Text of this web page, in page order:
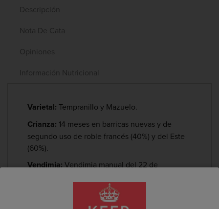
Descripción
Nota De Cata
Opiniones
Información Nutricional
Varietal: Tempranillo y Mazuelo.
Crianza: 14 meses en barricas nuevas y de
segundo uso de roble francés (40%) y del Este
(60%).
Vendimia:Vendimia manual del 22 de
18 hectáreas de viñedos seleccionados
en diferentes parcelas de San Vicente de la